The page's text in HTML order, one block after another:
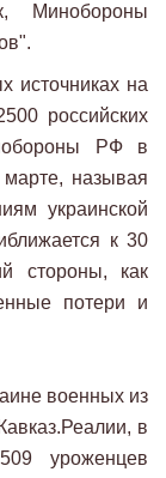
Минобороны
источниках на
российских
РФ в
называя
украинской
к 30
стороны, как
потери и
военных из
в
уроженцев